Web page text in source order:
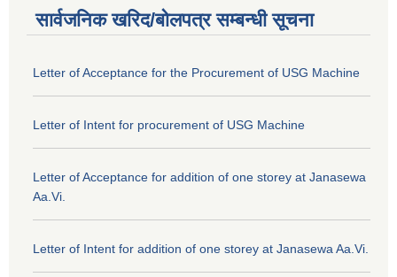
सार्वजनिक खरिद/बोलपत्र सम्बन्धी सूचना
Letter of Acceptance for the Procurement of USG Machine
Letter of Intent for procurement of USG Machine
Letter of Acceptance for addition of one storey at Janasewa
Aa.Vi.
Letter of Intent for addition of one storey at Janasewa Aa.Vi.